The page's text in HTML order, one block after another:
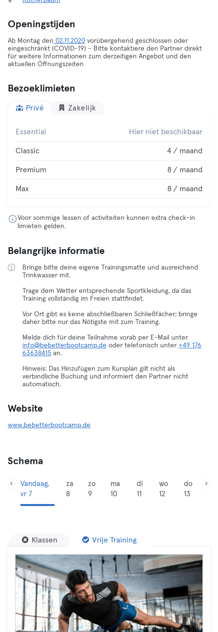
Openingstijden
Ab Montag den 02.11.2020 vorübergehend geschlossen oder
eingeschränkt (COVID-19) - Bitte kontaktiere den Partner direkt
für weitere Informationen zum derzeitigen Angebot und den
aktuellen Öffnungszeiten
Bezoeklimieten
Privé Zakelijk
Essential Hier niet beschikbaar
Classic 4 / maand
Premium 8 / maand
Max 8 / maand
Voor sommige lessen of activiteiten kunnen extra check-in
limieten gelden.
Belangrijke informatie
Bringe bitte deine eigene Trainingsmatte und ausreichend
Trinkwasser mit.
Trage dem Wetter entsprechende Sportkleidung, da das
Training vollständig im Freien stattfindet.
Vor Ort gibt es keine abschließbaren Schließfächer; bringe
daher bitte nur das Nötigste mit zum Training.
Melde dich für deine Teilnahme vorab per E-Mail unter
info@bebetterbootcamp.de oder telefonisch unter +49 176
63638415 an.
Hinweis: Das Hinzufügen zum Kursplan gilt nicht als
verbindliche Buchung und informiert den Partner nicht
automatisch.
Website
www.bebetterbootcamp.de
Schema
Vandaag,
vr 7
za
8
zo
9
ma
10
di
11
wo
12
do
13
Klassen Vrije Training